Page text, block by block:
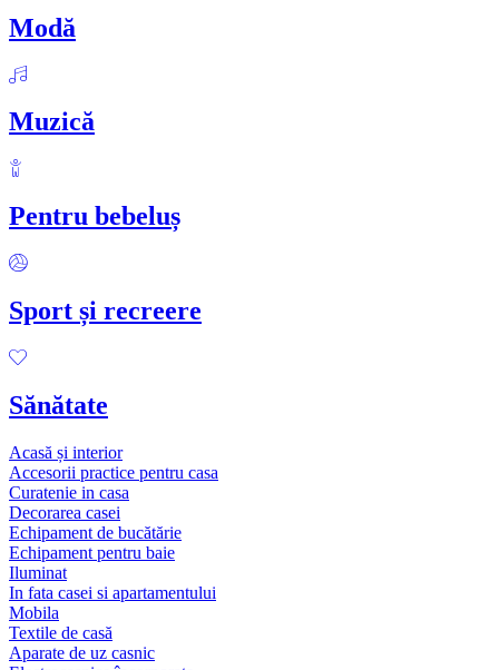
Modă
Muzică
Pentru bebeluș
Sport și recreere
Sănătate
Acasă și interior
Accesorii practice pentru casa
Curatenie in casa
Decorarea casei
Echipament de bucătărie
Echipament pentru baie
Iluminat
In fata casei si apartamentului
Mobila
Textile de casă
Aparate de uz casnic